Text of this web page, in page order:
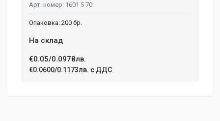
1601 5 70
200 бр.
На склад
€0.05/0.0978лв.
€0.0600/0.1173лв. с ДДС